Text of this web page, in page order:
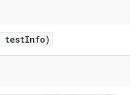
testInfo)